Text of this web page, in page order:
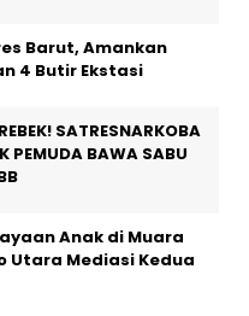
Barut, Amankan
4 Butir Ekstasi
SATRESNARKOBA
PEMUDA BAWA SABU
Anak di Muara
Utara Mediasi Kedua